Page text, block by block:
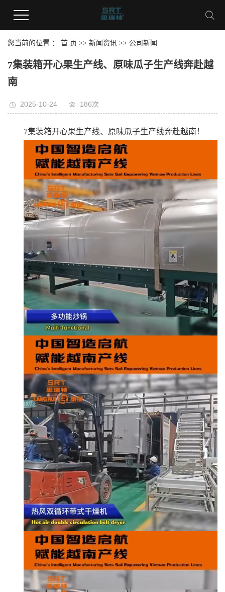
您当前的位置 ： 首 页 >> 新闻资讯 >> 公司新闻
7集装箱开心果生产线、原味瓜子生产线奔赴越
南
2025-10-24 186次
7集装箱开心果生产线、原味瓜子生产线奔赴越南！